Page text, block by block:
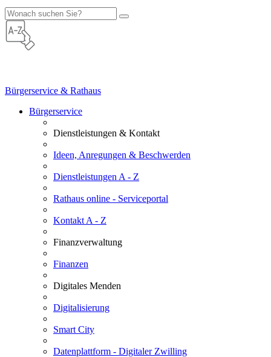
Bürgerservice & Rathaus
Bürgerservice
Dienstleistungen & Kontakt
Ideen, Anregungen & Beschwerden
Dienstleistungen A - Z
Rathaus online - Serviceportal
Kontakt A - Z
Finanzverwaltung
Finanzen
Digitales Menden
Digitalisierung
Smart City
Datenplattform - Digitaler Zwilling